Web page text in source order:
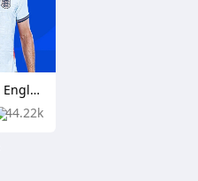
44.22k
FIFA WC 2026: France vs England